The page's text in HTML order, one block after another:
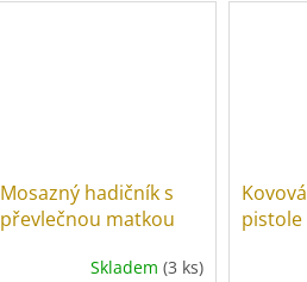
Mosazný hadičník s
převlečnou matkou
Skladem (3 ks)
pistole